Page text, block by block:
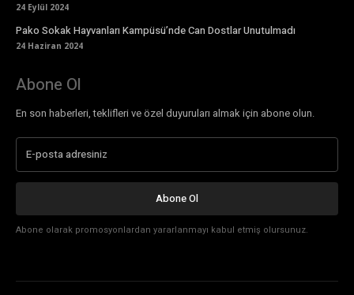
24 Eylül 2024
Pako Sokak Hayvanları Kampüsü’nde Can Dostlar Unutulmadı
24 Haziran 2024
Abone Ol
En son haberleri, teklifleri ve özel duyuruları almak için abone olun.
Abone Ol
Abone olarak promosyonlardan yararlanmayı kabul etmiş olursunuz.